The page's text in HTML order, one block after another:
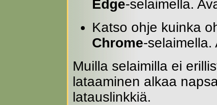
Edge-selaimella.
Katso ohje kuinka
Chrome-
Muilla selaimilla ei
lataaminen alkaa
latauslinkkiä.